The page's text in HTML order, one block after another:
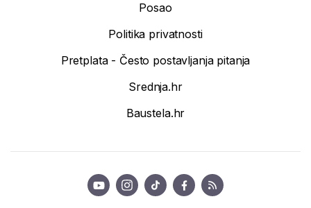
Posao
Politika privatnosti
Pretplata - Često postavljanja pitanja
Srednja.hr
Baustela.hr